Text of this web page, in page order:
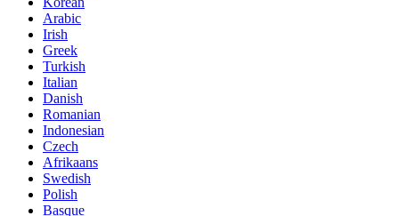
Arabic
Irish
Greek
Turkish
Italian
Danish
Romanian
Indonesian
Czech
Afrikaans
Swedish
Polish
Basque